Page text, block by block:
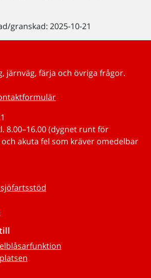
granskad: 2025-10-21
järnväg, färja och övriga frågor.
8.00–16.00 (dygnet runt för
akuta fel som kräver omedelbar